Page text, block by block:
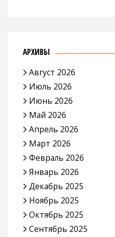
АРХИВЫ
Август 2026
Июль 2026
Июнь 2026
Май 2026
Апрель 2026
Март 2026
Февраль 2026
Январь 2026
Декабрь 2025
Ноябрь 2025
Октябрь 2025
Сентябрь 2025